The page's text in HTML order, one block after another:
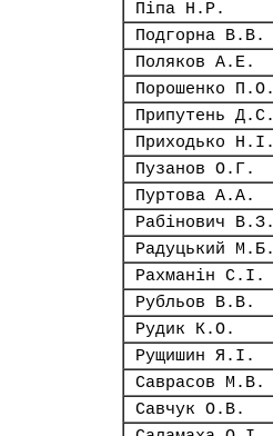
Піпа Н.Р.
Подгорна В.В.
Поляков А.Е.
Порошенко П.О.
Припутень Д.С.
Приходько Н.І.
Пузанов О.Г.
Пуртова А.А.
Рабінович В.З.
Радуцький М.Б.
Рахманін С.І.
Рубльов В.В.
Рудик К.О.
Рущишин Я.І.
Саврасов М.В.
Савчук О.В.